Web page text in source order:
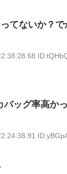
てないか？
バッグ率高か